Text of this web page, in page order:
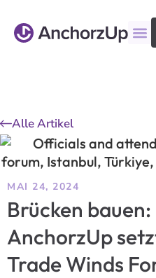
Alle Artikel
MAI 24, 2024
Brücken bauen:
AnchorzUp
Trade Winds